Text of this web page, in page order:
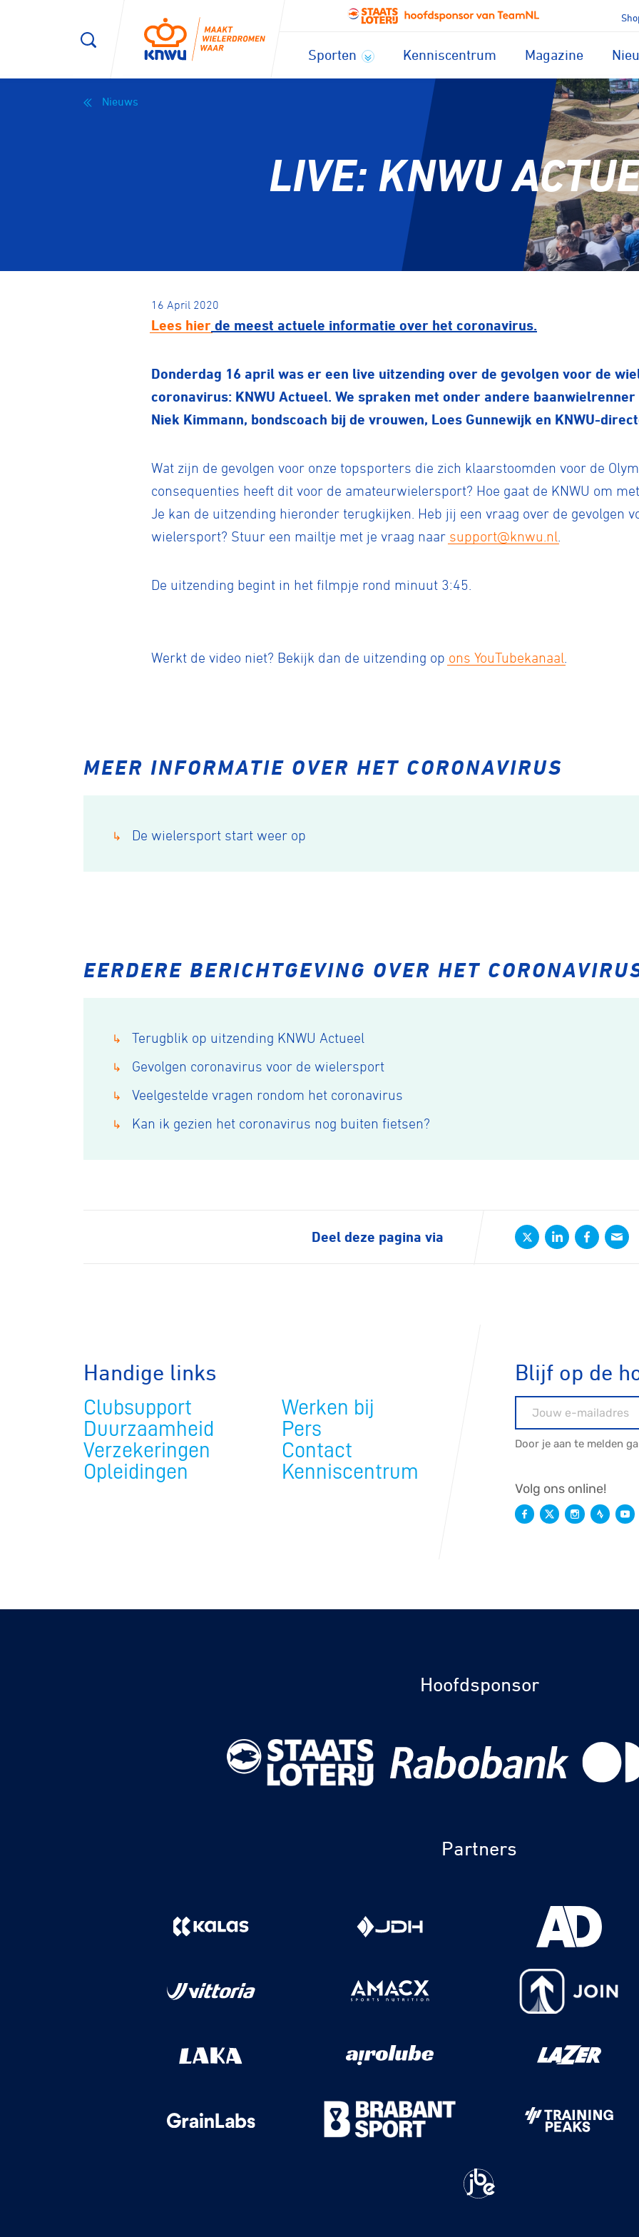
Sporten Kenniscentrum Magazine
Nieuws
LIVE: KNWU
16 April 2020
Lees hier de meest actuele informatie over het coronavirus.
Donderdag 16 april was er een live uitzending over de gevolgen voor de
coronavirus: KNWU Actueel. We spraken met onder andere
Niek Kimmann, bondscoach bij de vrouwen, Loes Gunnewijk en KNWU-
Wat zijn de gevolgen voor onze topsporters die zich klaarstoomden voor de
consequenties heeft dit voor de amateurwielersport? Hoe gaat de KNWU om
Je kan de uitzending hieronder terugkijken. Heb jij een vraag over de gevolgen
wielersport? Stuur een mailtje met je vraag naar support@knwu.nl
De uitzending begint in het filmpje rond minuut 3:45.
Werkt de video niet? Bekijk dan de uitzending op ons YouTubekanaal
MEER INFORMATIE OVER HET CORONAVIRUS
↳ De wielersport start weer op
EERDERE BERICHTGEVING OVER HET
↳ Terugblik op uitzending KNWU Actueel
↳ Gevolgen coronavirus voor de wielersport
↳ Veelgestelde vragen rondom het coronavirus
↳ Kan ik gezien het coronavirus nog buiten fietsen?
Deel deze pagina via
Handige links
Clubsupport
Werken bij
Duurzaamheid
Pers
Verzekeringen
Contact
Opleidingen
Kenniscentrum
Blijf op de
Door je aan te melden
Volg ons online!
Hoofdsponsor
Partners
Wegwielrennen
BMX Race
Baanwielrennen
Pumptrack